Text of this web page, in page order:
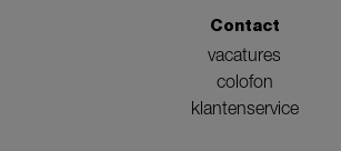
Contact
vacatures
colofon
klantenservice